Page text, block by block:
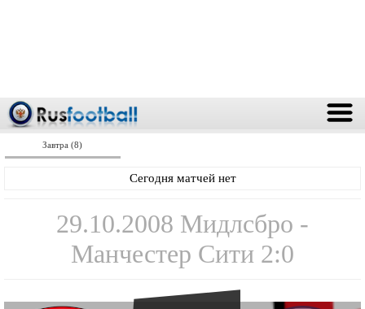
Завтра (8)
Сегодня матчей нет
29.10.2008 Мидлсбро -
Манчестер Сити 2:0